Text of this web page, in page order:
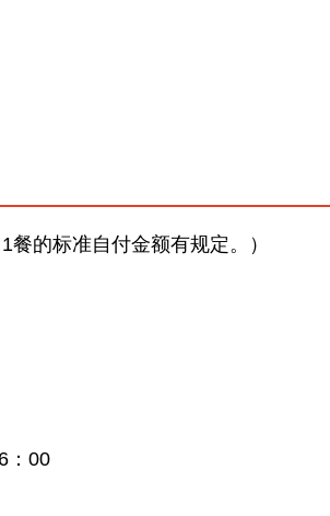
的标准自付金额有规定。）
：00